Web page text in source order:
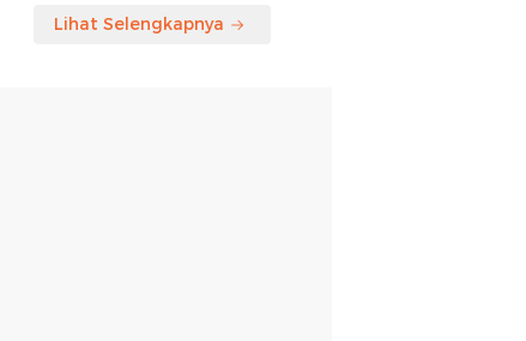
Lihat Selengkapnya